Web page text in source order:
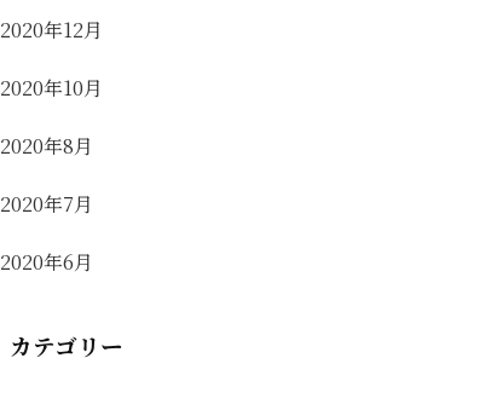
2020年12月
2020年10月
2020年8月
2020年7月
2020年6月
カテゴリー